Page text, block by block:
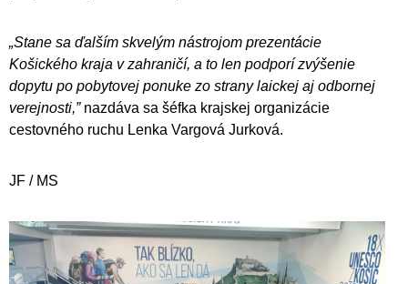
„Stane sa ďalším skvelým nástrojom prezentácie
Košického kraja v zahraničí, a to len podporí zvýšenie
dopytu po pobytovej ponuke zo strany laickej aj odbornej
verejnosti,”nazdáva sa šéfka krajskej organizácie
cestovného ruchu Lenka Vargová Jurková.
JF / MS